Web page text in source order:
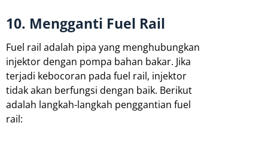
10. Mengganti Fuel Rail
Fuel rail adalah pipa yang menghubungkan
injektor dengan pompa bahan bakar. Jika
terjadi kebocoran pada fuel rail, injektor
tidak akan berfungsi dengan baik. Berikut
adalah langkah-langkah penggantian fuel
rail: